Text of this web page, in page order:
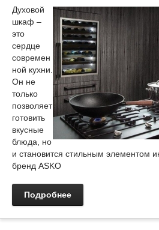
Духовой
шкаф –
это
сердце
современ
ной кухни.
Он не
только
позволяет
готовить
вкусные
блюда, но
и становится стильным элементом
бренд ASKO
Подробнее